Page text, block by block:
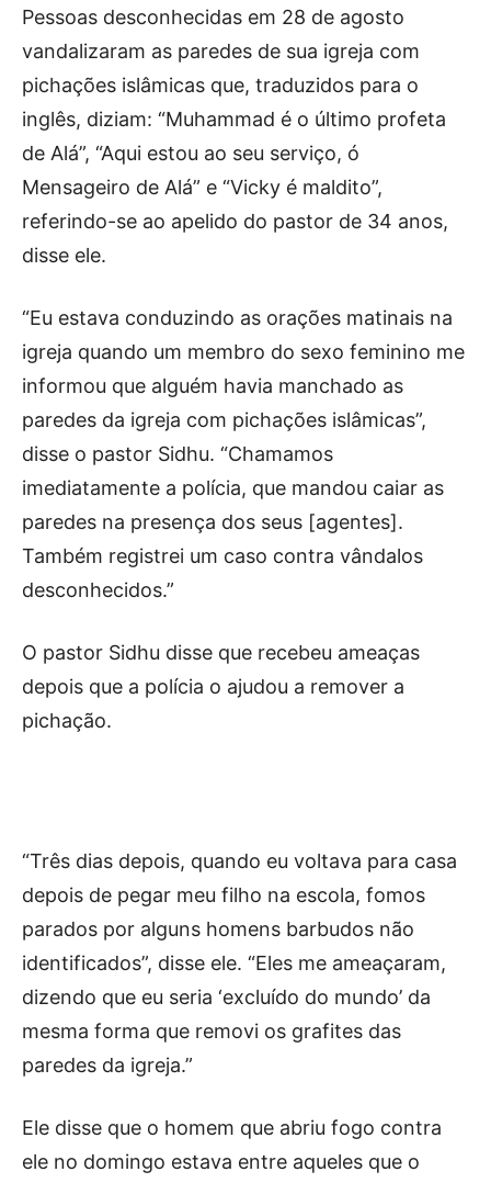
Pessoas desconhecidas em 28 de agosto
vandalizaram as paredes de sua igreja com
pichações islâmicas que, traduzidos para o
inglês, diziam: “Muhammad é o último profeta
de Alá”, “Aqui estou ao seu serviço, ó
Mensageiro de Alá” e “Vicky é maldito”,
referindo-se ao apelido do pastor de 34 anos,
disse ele.
“Eu estava conduzindo as orações matinais na
igreja quando um membro do sexo feminino me
informou que alguém havia manchado as
paredes da igreja com pichações islâmicas”,
disse o pastor Sidhu. “Chamamos
imediatamente a polícia, que mandou caiar as
paredes na presença dos seus [agentes].
Também registrei um caso contra vândalos
desconhecidos.”
O pastor Sidhu disse que recebeu ameaças
depois que a polícia o ajudou a remover a
pichação.
“Três dias depois, quando eu voltava para casa
depois de pegar meu filho na escola, fomos
parados por alguns homens barbudos não
identificados”, disse ele. “Eles me ameaçaram,
dizendo que eu seria ‘excluído do mundo’ da
mesma forma que removi os grafites das
paredes da igreja.”
Ele disse que o homem que abriu fogo contra
ele no domingo estava entre aqueles que o